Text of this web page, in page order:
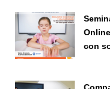
con
Páginas